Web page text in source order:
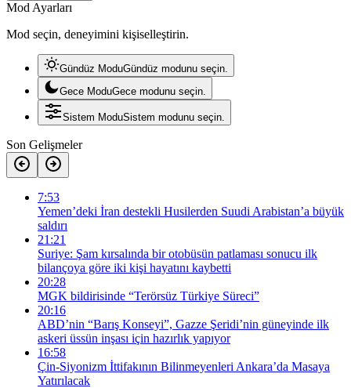
Mod Ayarları
Mod seçin, deneyimini kişiselleştirin.
Gündüz ModuGündüz modunu seçin.
Gece ModuGece modunu seçin.
Sistem ModuSistem modunu seçin.
Son Gelişmeler
7:53
Yemen’deki İran destekli Husilerden Suudi Arabistan’a büyük
saldırı
21:21
Suriye: Şam kırsalında bir otobüsün patlaması sonucu ilk
bilançoya göre iki kişi hayatını kaybetti
20:28
MGK bildirisinde “Terörsüz Türkiye Süreci”
20:16
ABD’nin “Barış Konseyi”, Gazze Şeridi’nin güneyinde ilk
askeri üssün inşası için hazırlık yapıyor
16:58
Çin-Siyonizm İttifakının Bilinmeyenleri Ankara’da Masaya
Yatırılacak